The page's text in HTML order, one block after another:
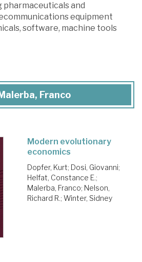
pharmaceuticals and
equipment
software, machine tools
Franco
Modern evolutionary
economics
Dopfer, Kurt; Dosi, Giovanni;
Helfat, Constance E.;
Malerba, Franco; Nelson,
Richard R.; Winter, Sidney